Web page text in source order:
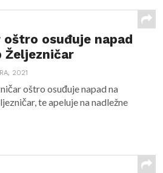
oštro osuđuje napad
Željezničar
2021
oštro osuđuje napad na
te apeluje na nadležne